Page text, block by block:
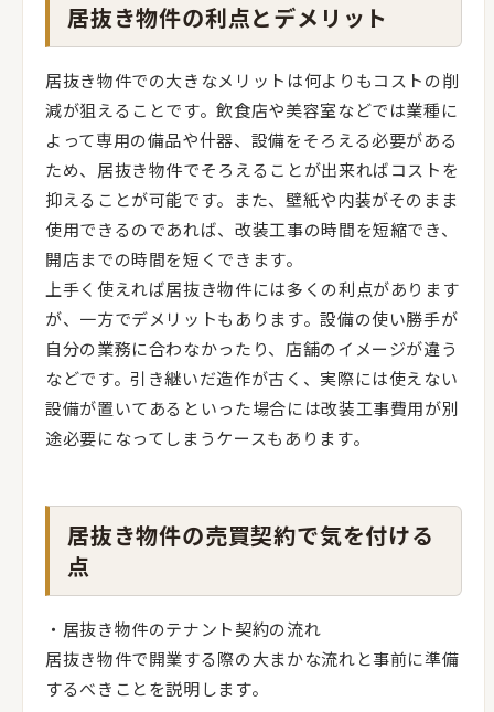
居抜き物件の利点とデメリット
居抜き物件での大きなメリットは何よりもコストの削
減が狙えることです。飲食店や美容室などでは業種に
よって専用の備品や什器、設備をそろえる必要がある
ため、居抜き物件でそろえることが出来ればコストを
抑えることが可能です。また、壁紙や内装がそのまま
使用できるのであれば、改装工事の時間を短縮でき、
開店までの時間を短くできます。
上手く使えれば居抜き物件には多くの利点があります
が、一方でデメリットもあります。設備の使い勝手が
自分の業務に合わなかったり、店舗のイメージが違う
などです。引き継いだ造作が古く、実際には使えない
設備が置いてあるといった場合には改装工事費用が別
途必要になってしまうケースもあります。
居抜き物件の売買契約で気を付ける
点
・居抜き物件のテナント契約の流れ
居抜き物件で開業する際の大まかな流れと事前に準備
するべきことを説明します。